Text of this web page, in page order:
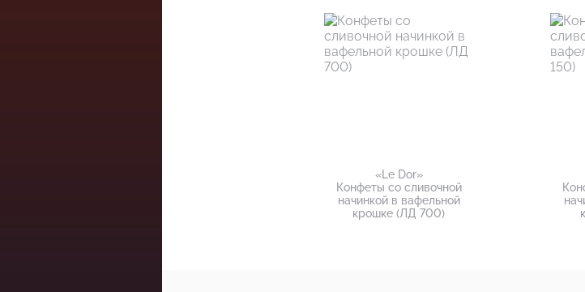
«Le Dor»
Конфеты со сливочной
начинкой в вафельной
крошке (ЛД 700)